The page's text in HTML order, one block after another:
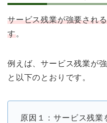
サービス残業が強要され
す。
例えば、サービス残業が
と以下のとおりです。
原因１：サービス残